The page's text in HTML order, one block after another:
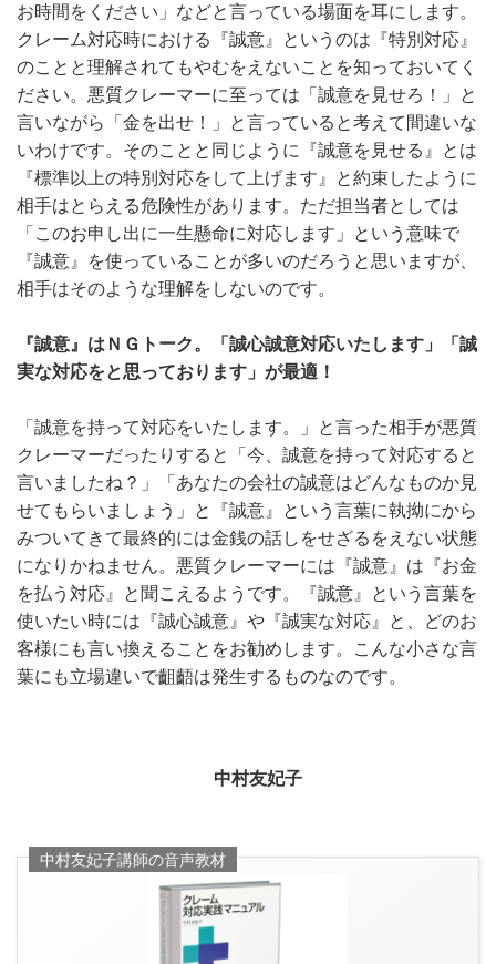
お時間をください」などと言っている場面を耳にします。
クレーム対応時における『誠意』というのは『特別対応』
のことと理解されてもやむをえないことを知っておいてく
ださい。悪質クレーマーに至っては「誠意を見せろ！」と
言いながら「金を出せ！」と言っていると考えて間違いな
いわけです。そのことと同じように『誠意を見せる』とは
『標準以上の特別対応をして上げます』と約束したように
相手はとらえる危険性があります。ただ担当者としては
「このお申し出に一生懸命に対応します」という意味で
『誠意』を使っていることが多いのだろうと思いますが、
相手はそのような理解をしないのです。
『誠意』はＮＧトーク。「誠心誠意対応いたします」「誠
実な対応をと思っております」が最適！
「誠意を持って対応をいたします。」と言った相手が悪質
クレーマーだったりすると「今、誠意を持って対応すると
言いましたね？」「あなたの会社の誠意はどんなものか見
せてもらいましょう」と『誠意』という言葉に執拗にから
みついてきて最終的には金銭の話しをせざるをえない状態
になりかねません。悪質クレーマーには『誠意』は『お金
を払う対応』と聞こえるようです。『誠意』という言葉を
使いたい時には『誠心誠意』や『誠実な対応』と、どのお
客様にも言い換えることをお勧めします。こんな小さな言
葉にも立場違いで齟齬は発生するものなのです。
中村友妃子
中村友妃子講師の音声教材